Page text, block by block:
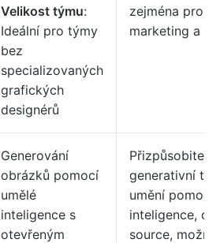
Velikost týmu:
Ideální pro týmy
bez
specializovaných
grafických
designérů
zejména pro
marketing a
Generování
obrázků pomocí
umělé
inteligence s
otevřeným
generativní
umění pomocí
inteligence,
source,